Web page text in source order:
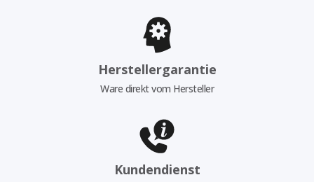
Herstellergarantie
Ware direkt vom Hersteller
Kundendienst